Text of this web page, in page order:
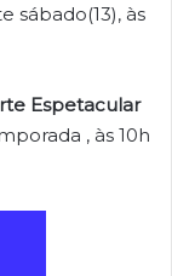
sábado(13), às
Espetacular
, às 10h